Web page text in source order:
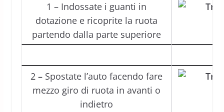
1 – Indossate i guanti in
dotazione e ricoprite la ruota
partendo dalla parte superiore
2 – Spostate l’auto facendo fare
mezzo giro di ruota in avanti o
indietro